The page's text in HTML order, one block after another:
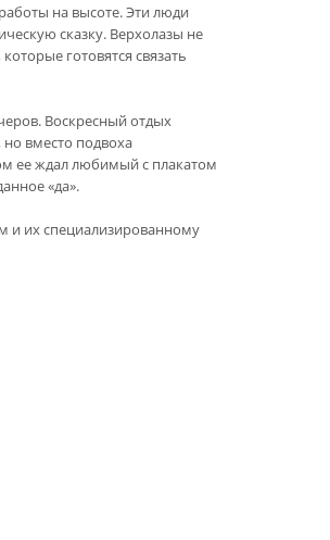
на высоте. Эти люди
сказку. Верхолазы не
готовятся связать
Воскресный отдых
вместо подвоха
ее ждал любимый с плакатом
«да».
и их специализированному